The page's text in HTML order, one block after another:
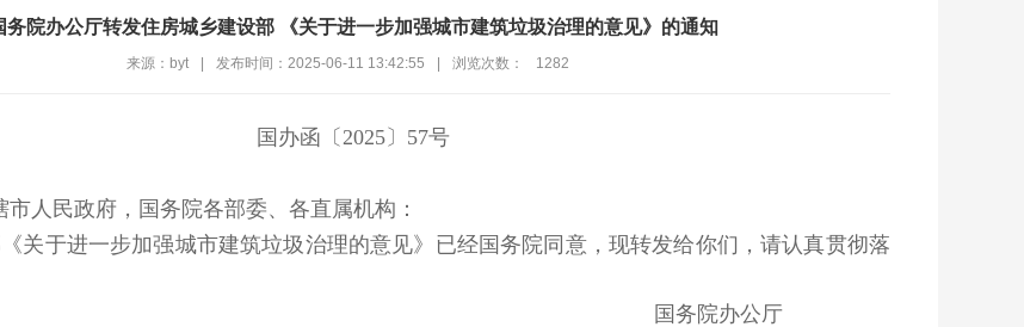
务院办公厅转发住房城乡建设部 《关于进一步加强城市建筑垃圾治理的意见》的通知
来源：byt 发布时间：2025-06-11 13:42:55 浏览次数： 1282
国办函〔2025〕57号
人民政府，国务院各部委、各直属机构：
关于进一步加强城市建筑垃圾治理的意见》已经国务院同意，现转发给你们，请认真贯彻落
国务院办公厅